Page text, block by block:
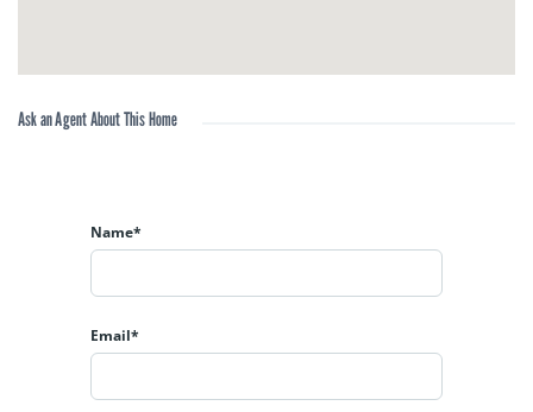
Ask an Agent About This Home
Name*
Email*